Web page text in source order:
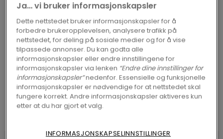
SØK
Ja… vi bruker informasjonskapsler
Dette nettstedet bruker informasjonskapsler for å
forbedre brukeropplevelsen, analysere trafikk på
nettstedet, for deling på sosiale medier og for å vise
tilpassede annonser. Du kan godta alle
informasjonskapsler eller endre innstillingene for
informasjonskapsler via lenken “Endre dine innstillinger for
informasjonskapsler”nedenfor. Essensielle og funksjonelle
informasjonskapsler er nødvendige for at nettstedet skal
fungere korrekt. Andre informasjonskapsler aktiveres kun
etter at du har gjort et valg.
INFORMASJONSKAPSELINNSTILLINGER